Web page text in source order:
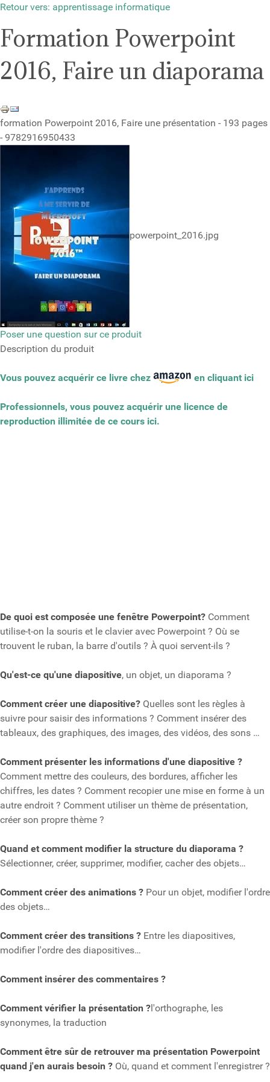
Retour vers: apprentissage informatique
Formation Powerpoint
2016, Faire un diaporama
formation Powerpoint 2016, Faire une présentation - 193 pages
- 9782916950433
powerpoint_2016.jpg
Poser une question sur ce produit
Description du produit
Vous pouvez acquérir ce livre chez en cliquant ici
Professionnels, vous pouvez acquérir une licence de
reproduction illimitée de ce cours ici.
De quoi est composée une fenêtre Powerpoint? Comment
utilise-t-on la souris et le clavier avec Powerpoint ? Où se
trouvent le ruban, la barre d'outils ? À quoi servent-ils ?
Qu'est-ce qu'une diapositive, un objet, un diaporama ?
Comment créer une diapositive? Quelles sont les règles à
suivre pour saisir des informations ? Comment insérer des
tableaux, des graphiques, des images, des vidéos, des sons …
Comment présenter les informations d'une diapositive ?
Comment mettre des couleurs, des bordures, afficher les
chiffres, les dates ? Comment recopier une mise en forme à un
autre endroit ? Comment utiliser un thème de présentation,
créer son propre thème ?
Quand et comment modifier la structure du diaporama ?
Sélectionner, créer, supprimer, modifier, cacher des objets…
Comment créer des animations ? Pour un objet, modifier l'ordre
des objets…
Comment créer des transitions ? Entre les diapositives,
modifier l'ordre des diapositives…
Comment insérer des commentaires ?
Comment vérifier la présentation ?l'orthographe, les
synonymes, la traduction
Comment être sûr de retrouver ma présentation Powerpoint
quand j'en aurais besoin ? Où, quand et comment l'enregistrer ?